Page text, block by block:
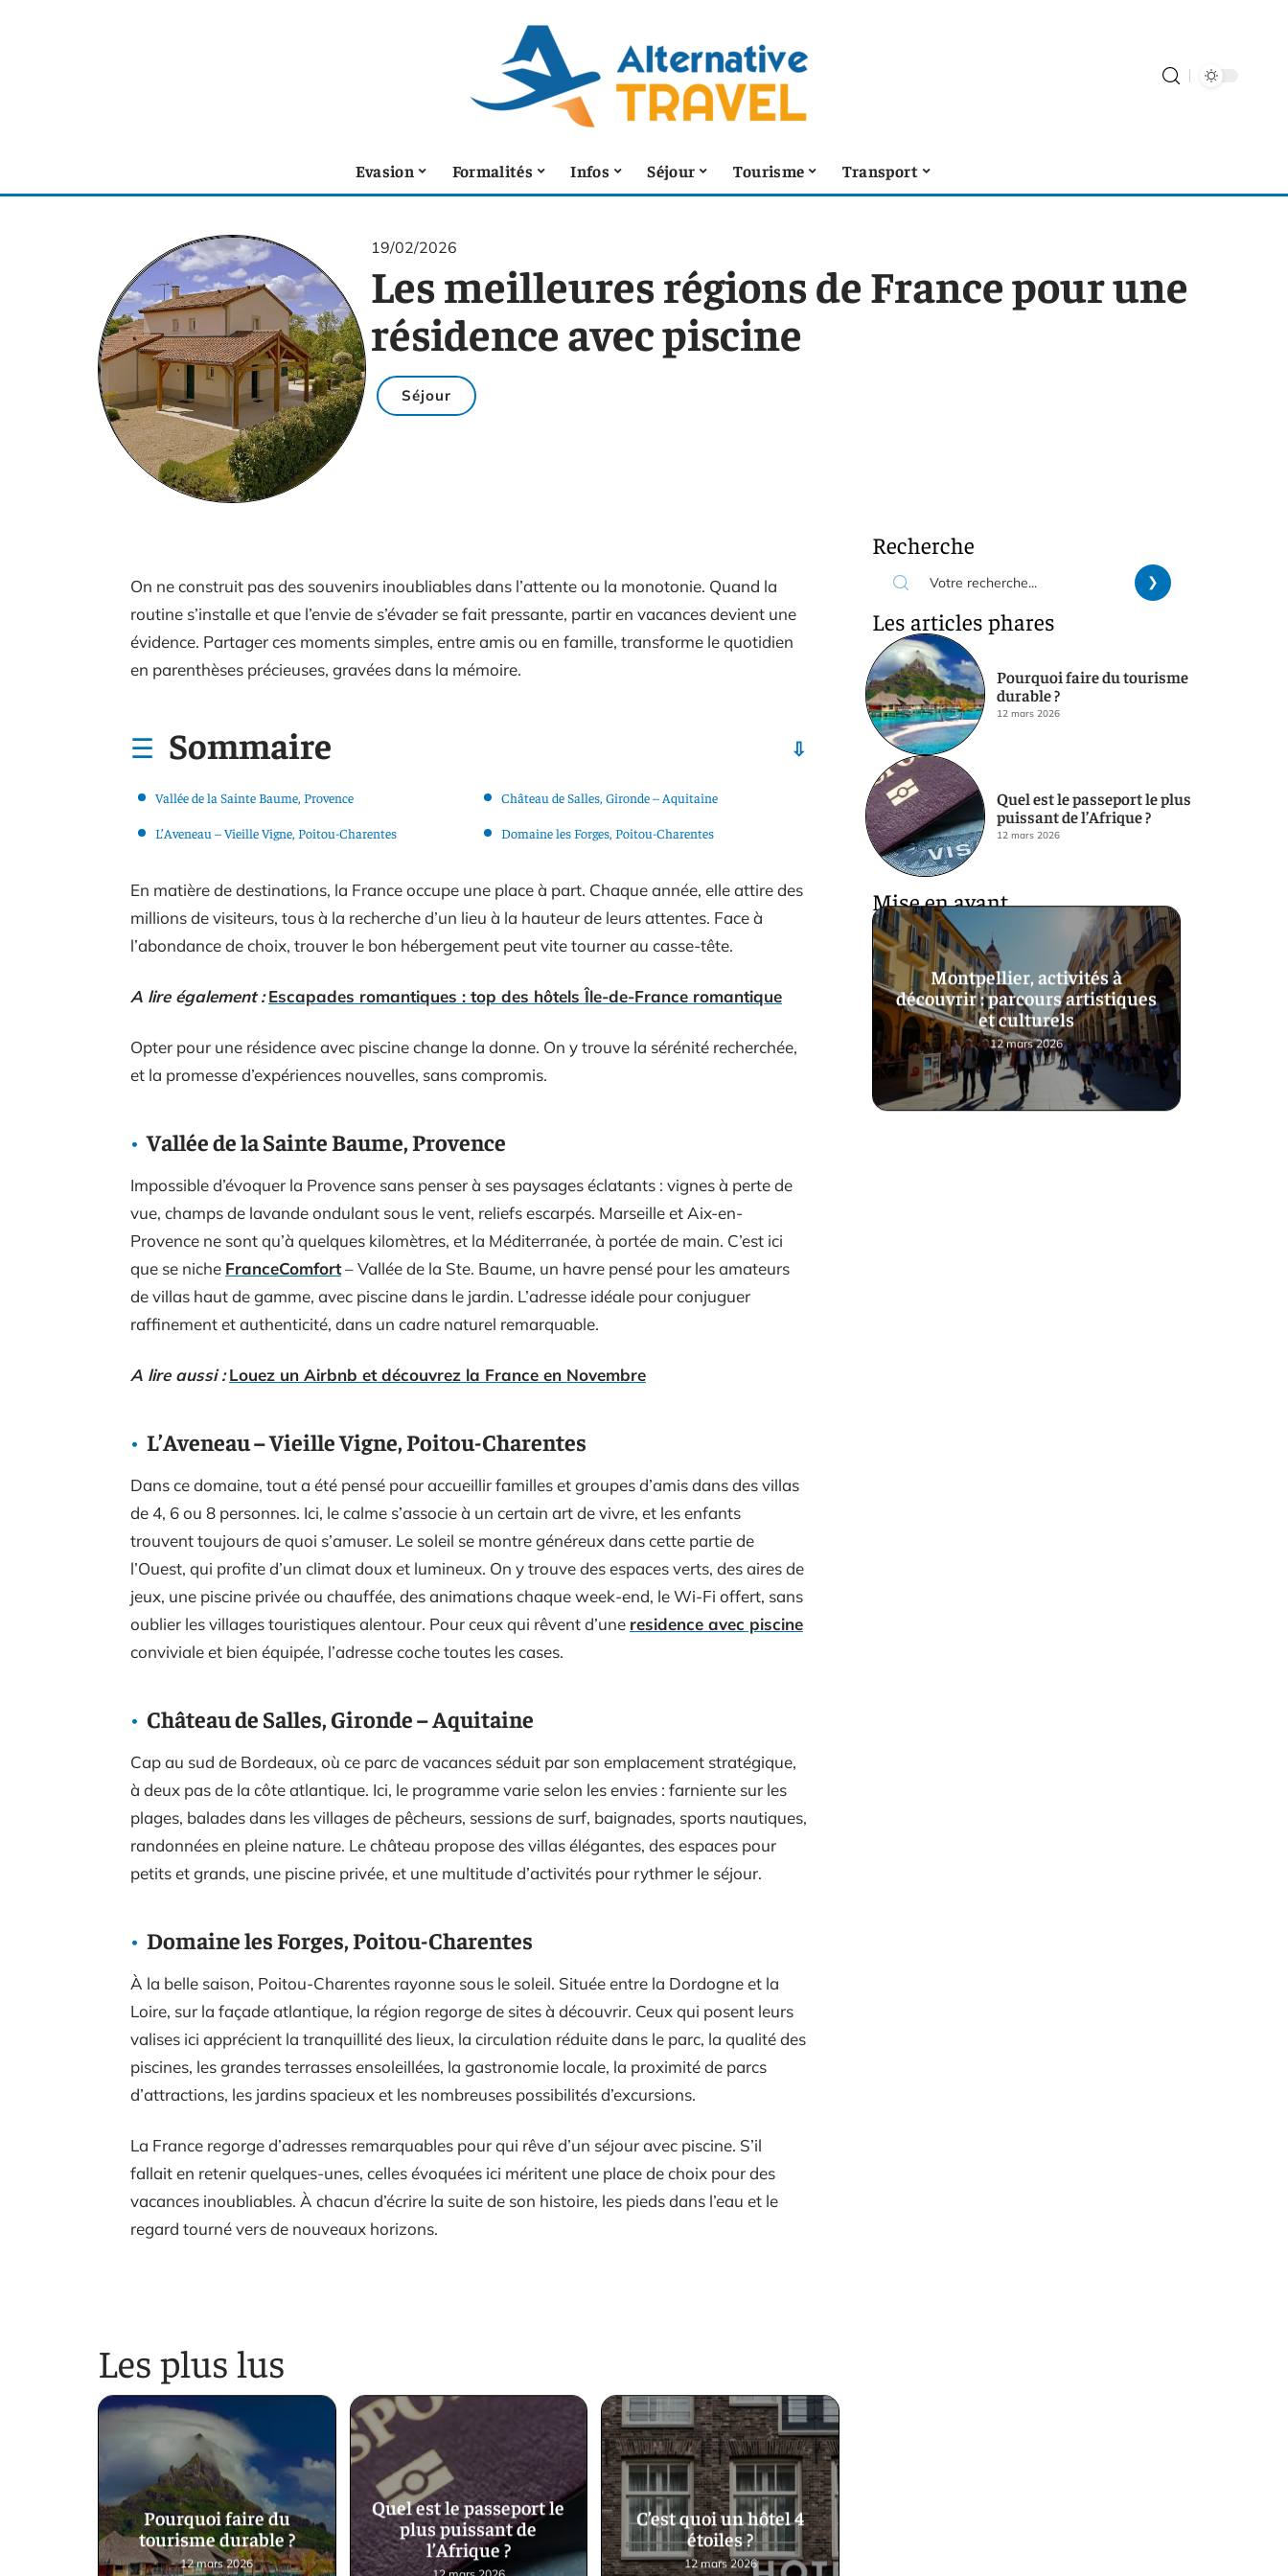
Evasion Formalités Infos Séjour Tourisme Transport
19/02/2026
Les meilleures régions de France pour une
résidence avec piscine
Séjour
On ne construit pas des souvenirs inoubliables dans l’attente ou la monotonie. Quand la
routine s’installe et que l’envie de s’évader se fait pressante, partir en vacances devient une
évidence. Partager ces moments simples, entre amis ou en famille, transforme le quotidien
en parenthèses précieuses, gravées dans la mémoire.
Sommaire
Vallée de la Sainte Baume, Provence
L’Aveneau – Vieille Vigne, Poitou-Charentes
Château de Salles, Gironde – Aquitaine
Domaine les Forges, Poitou-Charentes
En matière de destinations, la France occupe une place à part. Chaque année, elle attire des
millions de visiteurs, tous à la recherche d’un lieu à la hauteur de leurs attentes. Face à
l’abondance de choix, trouver le bon hébergement peut vite tourner au casse-tête.
A lire également : Escapades romantiques : top des hôtels Île-de-France romantique
Opter pour une résidence avec piscine change la donne. On y trouve la sérénité recherchée,
et la promesse d’expériences nouvelles, sans compromis.
Vallée de la Sainte Baume, Provence
Impossible d’évoquer la Provence sans penser à ses paysages éclatants : vignes à perte de
vue, champs de lavande ondulant sous le vent, reliefs escarpés. Marseille et Aix-en-
Provence ne sont qu’à quelques kilomètres, et la Méditerranée, à portée de main. C’est ici
que se niche FranceComfort– Vallée de la Ste. Baume, un havre pensé pour les amateurs
de villas haut de gamme, avec piscine dans le jardin. L’adresse idéale pour conjuguer
raffinement et authenticité, dans un cadre naturel remarquable.
A lire aussi : Louez un Airbnb et découvrez la France en Novembre
L’Aveneau – Vieille Vigne, Poitou-Charentes
Dans ce domaine, tout a été pensé pour accueillir familles et groupes d’amis dans des villas
de 4, 6 ou 8 personnes. Ici, le calme s’associe à un certain art de vivre, et les enfants
trouvent toujours de quoi s’amuser. Le soleil se montre généreux dans cette partie de
l’Ouest, qui profite d’un climat doux et lumineux. On y trouve des espaces verts, des aires de
jeux, une piscine privée ou chauffée, des animations chaque week-end, le Wi-Fi offert, sans
oublier les villages touristiques alentour. Pour ceux qui rêvent d’une residence avec piscine
conviviale et bien équipée, l’adresse coche toutes les cases.
Château de Salles, Gironde – Aquitaine
Cap au sud de Bordeaux, où ce parc de vacances séduit par son emplacement stratégique,
à deux pas de la côte atlantique. Ici, le programme varie selon les envies : farniente sur les
plages, balades dans les villages de pêcheurs, sessions de surf, baignades, sports nautiques,
randonnées en pleine nature. Le château propose des villas élégantes, des espaces pour
petits et grands, une piscine privée, et une multitude d’activités pour rythmer le séjour.
Domaine les Forges, Poitou-Charentes
À la belle saison, Poitou-Charentes rayonne sous le soleil. Située entre la Dordogne et la
Loire, sur la façade atlantique, la région regorge de sites à découvrir. Ceux qui posent leurs
valises ici apprécient la tranquillité des lieux, la circulation réduite dans le parc, la qualité des
piscines, les grandes terrasses ensoleillées, la gastronomie locale, la proximité de parcs
d’attractions, les jardins spacieux et les nombreuses possibilités d’excursions.
La France regorge d’adresses remarquables pour qui rêve d’un séjour avec piscine. S’il
fallait en retenir quelques-unes, celles évoquées ici méritent une place de choix pour des
vacances inoubliables. À chacun d’écrire la suite de son histoire, les pieds dans l’eau et le
regard tourné vers de nouveaux horizons.
Les plus lus
Pourquoi faire du
tourisme durable ?
12 mars 2026
Quel est le passeport le
plus puissant de
l’Afrique ?
C’est quoi un hôtel 4
étoiles ?
12 mars 2026
Recherche
Les articles phares
Pourquoi faire du tourisme
durable ?
12 mars 2026
Quel est le passeport le plus
puissant de l’Afrique ?
12 mars 2026
Mise en avant
Montpellier, activités à
découvrir : parcours artistiques
et culturels
12 mars 2026